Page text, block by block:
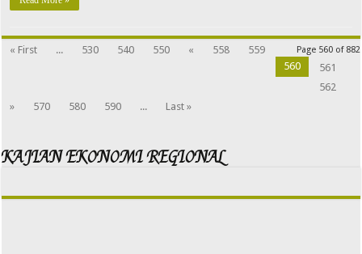
Page 560 of 882
« First ... 530 540 550 « 558
559
560
561
562
»
570 580 590 ... Last »
KAJIAN EKONOMI REGIONAL